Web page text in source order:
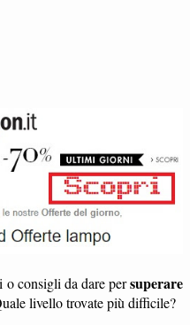
o consigli da dare persuperare
livello trovate più difficile?